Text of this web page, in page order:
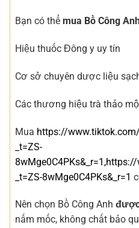
Bạn có thể mua Bồ Công
Hiệu thuốc Đông y uy tín
Cơ sở chuyên dược liệu
Các thương hiệu trà thảo
Mua https://
_t=ZS-
8wMge0C4PKs&_r=1,https://
_t=ZS-8wMge0C4PKs&_r=1
Nên chọn Bồ Công Anh
nấm mốc, không chất bảo